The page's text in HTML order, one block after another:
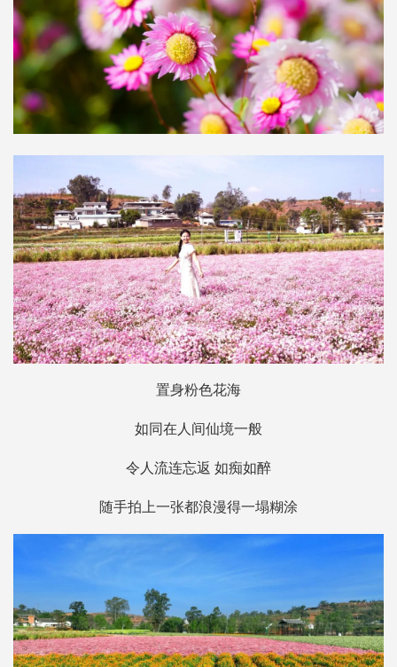
置身粉色花海
如同在人间仙境一般
令人流连忘返 如痴如醉
随手拍上一张都浪漫得一塌糊涂